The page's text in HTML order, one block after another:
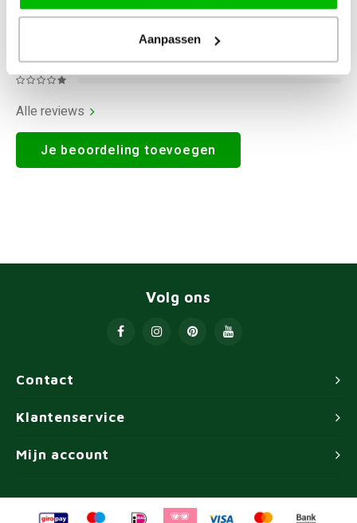
Aanpassen
Alle reviews
Je beoordeling toevoegen
Contact
Volg ons
Klantenservice
Mijn account